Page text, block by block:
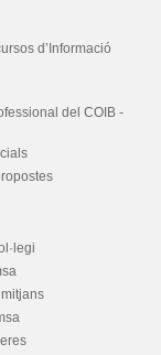
d’Informació
del COIB -